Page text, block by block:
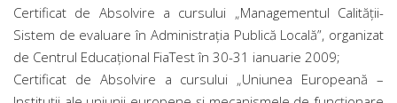
Certificat de Absolvire a cursului „Managementul Calităţii-
Sistem de evaluare în Administraţia Publică Locală”, organizat
de Centrul Educaţional FiaTest în 30-31 ianuarie 2009;
Certificat de Absolvire a cursului „Uniunea Europeană –